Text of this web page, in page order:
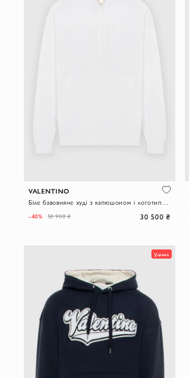
VALENTINO
-40% 50 900 ₴ 30 500 ₴
Уцінка